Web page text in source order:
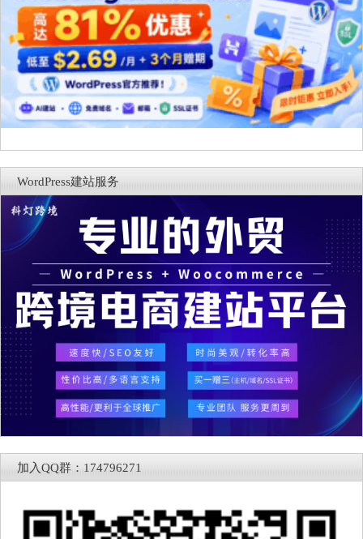
WordPress建站服务
加入QQ群：174796271